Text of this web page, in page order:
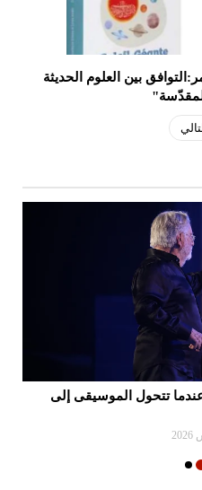
بين العلوم الحديثة
عندما تتحول الموسيقى إلى